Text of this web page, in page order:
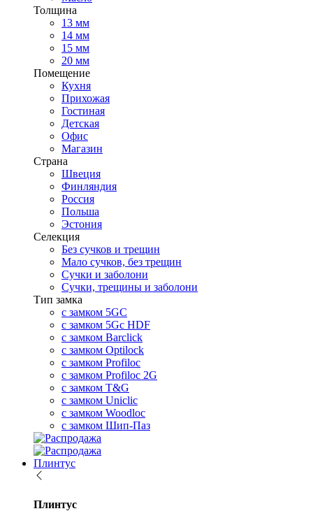
Толщина
13 мм
14 мм
15 мм
20 мм
Помещение
Кухня
Прихожая
Гостиная
Детская
Офис
Магазин
Страна
Швеция
Финляндия
Россия
Польша
Эстония
Селекция
Без сучков и трещин
Мало сучков, без трещин
Сучки и заболони
Сучки, трещины и заболони
Тип замка
с замком 5GC
с замком 5Gc HDF
с замком Barclick
с замком Optilock
с замком Profiloc
с замком Profiloc 2G
с замком T&G
с замком Uniclic
с замком Woodloc
с замком Шип-Паз
Плинтус
Плинтус